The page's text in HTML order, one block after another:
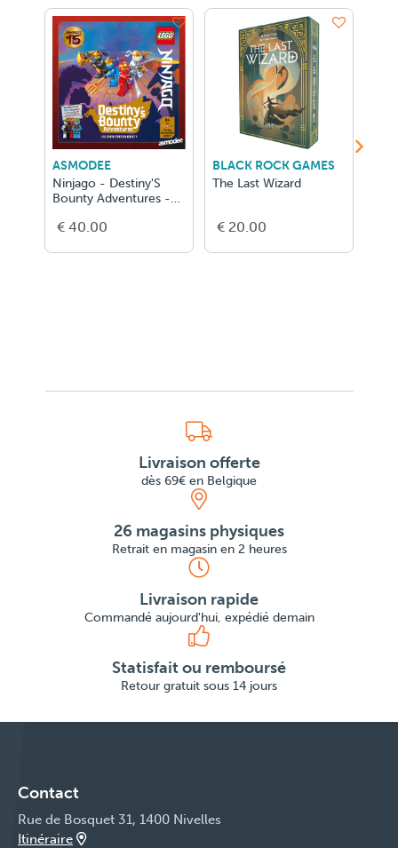
ASMODEE
Ninjago - Destiny'S
Bounty Adventures -
€ 40.00
BLACK ROCK GAMES
The Last Wizard
€ 20.00
Livraison offerte
dès 69€ en Belgique
26 magasins physiques
Retrait en magasin en 2 heures
Livraison rapide
Commandé aujourd'hui, expédié demain
Statisfait ou remboursé
Retour gratuit sous 14 jours
Contact
Rue de Bosquet 31, 1400 Nivelles
Itinéraire